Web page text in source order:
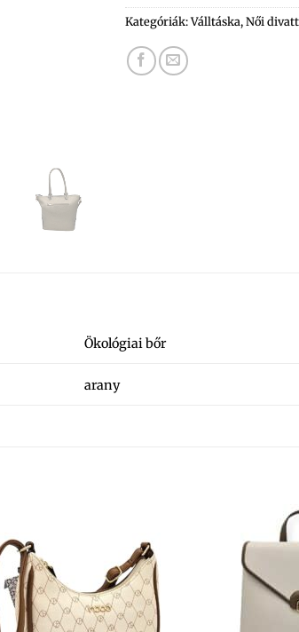
Kategóriák:Válltáska,Női
Ökológiai bőr
arany